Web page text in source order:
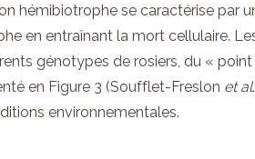
hémibiotrophe se caractérise par
en entraînant la mort cellulaire.
génotypes de rosiers, du «
en Figure 3 (Soufflet-Freslon et al
environnementales.